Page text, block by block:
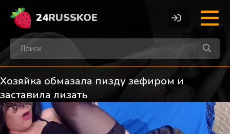
24RUSSKOE
Хозяйка обмазала пизду зефиром и
заставила лизать